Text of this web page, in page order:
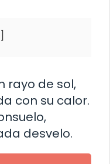
rayo de sol,
con su calor.
desvelo.